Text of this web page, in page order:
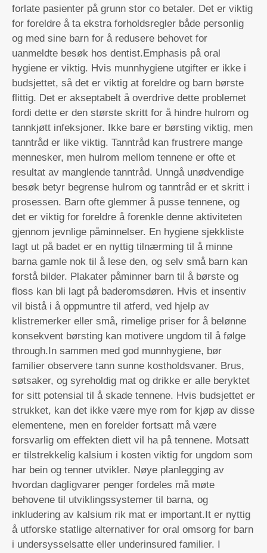
forlate pasienter på grunn stor co betaler. Det er viktig
for foreldre å ta ekstra forholdsregler både personlig
og med sine barn for å redusere behovet for
uanmeldte besøk hos dentist.Emphasis på oral
hygiene er viktig. Hvis munnhygiene utgifter er ikke i
budsjettet, så det er viktig at foreldre og barn børste
flittig. Det er akseptabelt å overdrive dette problemet
fordi dette er den største skritt for å hindre hulrom og
tannkjøtt infeksjoner. Ikke bare er børsting viktig, men
tanntråd er like viktig. Tanntråd kan frustrere mange
mennesker, men hulrom mellom tennene er ofte et
resultat av manglende tanntråd. Unngå unødvendige
besøk betyr begrense hulrom og tanntråd er et skritt i
prosessen. Barn ofte glemmer å pusse tennene, og
det er viktig for foreldre å forenkle denne aktiviteten
gjennom jevnlige påminnelser. En hygiene sjekkliste
lagt ut på badet er en nyttig tilnærming til å minne
barna gamle nok til å lese den, og selv små barn kan
forstå bilder. Plakater påminner barn til å børste og
floss kan bli lagt på baderomsdøren. Hvis et insentiv
vil bistå i å oppmuntre til atferd, ved hjelp av
klistremerker eller små, rimelige priser for å belønne
konsekvent børsting kan motivere ungdom til å følge
through.In sammen med god munnhygiene, bør
familier observere tann sunne kostholdsvaner. Brus,
søtsaker, og syreholdig mat og drikke er alle beryktet
for sitt potensial til å skade tennene. Hvis budsjettet er
strukket, kan det ikke være mye rom for kjøp av disse
elementene, men en forelder fortsatt må være
forsvarlig om effekten diett vil ha på tennene. Motsatt
er tilstrekkelig kalsium i kosten viktig for ungdom som
har bein og tenner utvikler. Nøye planlegging av
hvordan dagligvarer penger fordeles må møte
behovene til utviklingssystemer til barna, og
inkludering av kalsium rik mat er important.It er nyttig
å utforske statlige alternativer for oral omsorg for barn
i undersysselsatte eller underinsured familier. I